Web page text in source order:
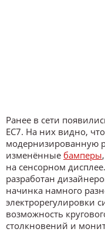
Ранее в сети
EC7. На них видно,
модернизированную
изменённые бамперы
на сенсорном
разработан
начинка намного
электрорегулировки
возможность
столкновений и